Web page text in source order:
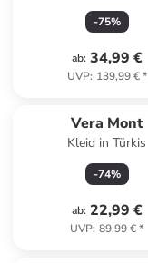
-75%
ab: 34,99 €
UVP: 139,99 €*
Vera Mont
Kleid in Türkis
-74%
ab: 22,99 €
UVP: 89,99 €*